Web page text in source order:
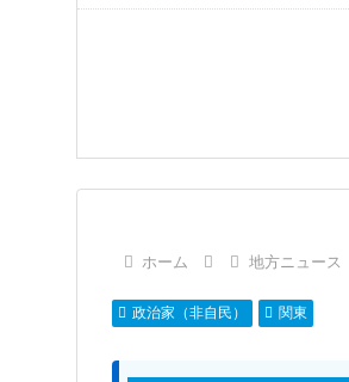
ホーム 地方ニュース
政治家（非自民） 関東